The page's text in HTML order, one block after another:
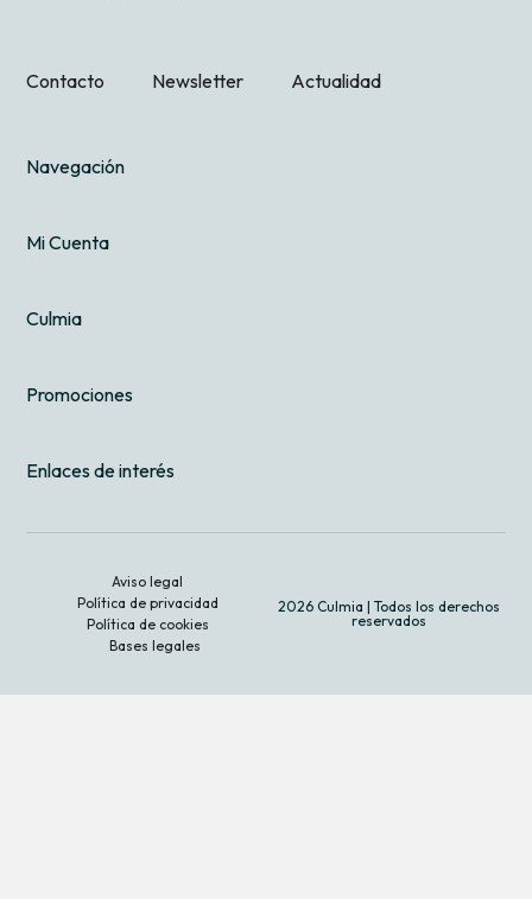
Contacto Newsletter Actualidad
Navegación
Mi Cuenta
Culmia
Promociones
Enlaces de interés
Aviso legal
Política de privacidad
Política de cookies
Bases legales
2026 Culmia | Todos los derechos
reservados